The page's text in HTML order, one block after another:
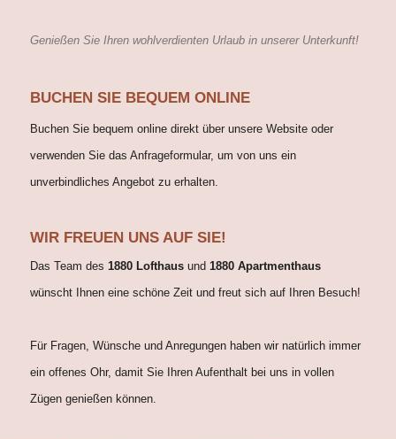
Genießen Sie Ihren wohlverdienten Urlaub in unserer Unterkunft!
BUCHEN SIE BEQUEM ONLINE
Buchen Sie bequem online direkt über unsere Website oder
verwenden Sie das Anfrageformular, um von uns ein
unverbindliches Angebot zu erhalten.
WIR FREUEN UNS AUF SIE!
Das Team des 1880 Lofthausund 1880 Apartmenthaus
wünscht Ihnen eine schöne Zeit und freut sich auf Ihren Besuch!
Für Fragen, Wünsche und Anregungen haben wir natürlich immer
ein offenes Ohr, damit Sie Ihren Aufenthalt bei uns in vollen
Zügen genießen können.